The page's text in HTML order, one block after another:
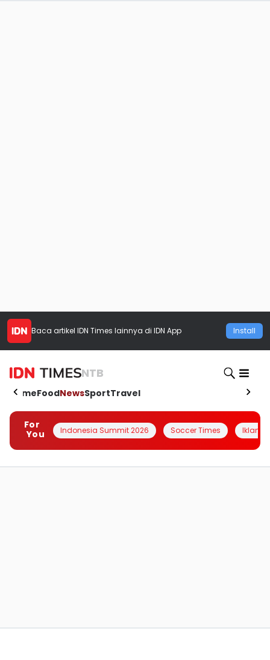
Baca artikel IDN Times lainnya di IDN App Install
NTB
HomeFoodNewsSportTravel
For
You
Indonesia Summit 2026 Soccer Times Iklanin